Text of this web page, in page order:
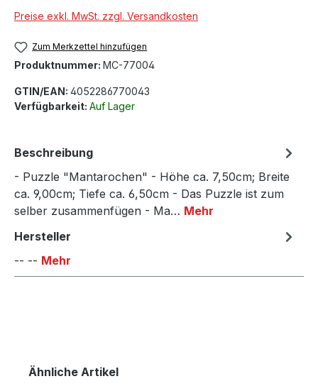
Preise exkl. MwSt. zzgl. Versandkosten
Zum Merkzettel hinzufügen
Produktnummer: MC-77004
GTIN/EAN: 4052286770043
Verfügbarkeit: Auf Lager
Beschreibung
- Puzzle "Mantarochen" - Höhe ca. 7,50cm; Breite
ca. 9,00cm; Tiefe ca. 6,50cm - Das Puzzle ist zum
selber zusammenfügen - Ma… Mehr
Hersteller
-- -- Mehr
Produktgalerie überspringen
Ähnliche Artikel